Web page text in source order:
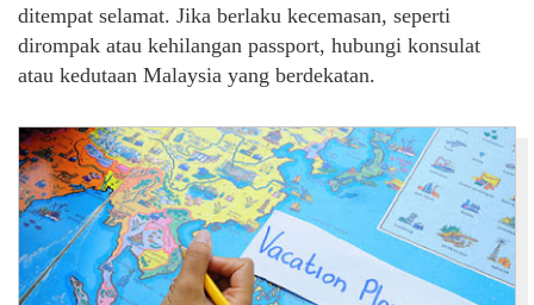
ditempat selamat. Jika berlaku kecemasan, seperti
dirompak atau kehilangan passport, hubungi konsulat
atau kedutaan Malaysia yang berdekatan.